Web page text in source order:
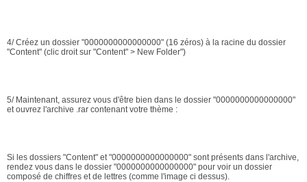
4/ Créez un dossier "0000000000000000" (16 zéros) à la racine du dossier
"Content" (clic droit sur "Content" > New Folder")
5/ Maintenant, assurez vous d'être bien dans le dossier "0000000000000000"
et ouvrez l'archive .rar contenant votre thème :
Si les dossiers "Content" et "0000000000000000" sont présents dans l'archive,
rendez vous dans le dossier "0000000000000000" pour voir un dossier
composé de chiffres et de lettres (comme l'image ci dessus).